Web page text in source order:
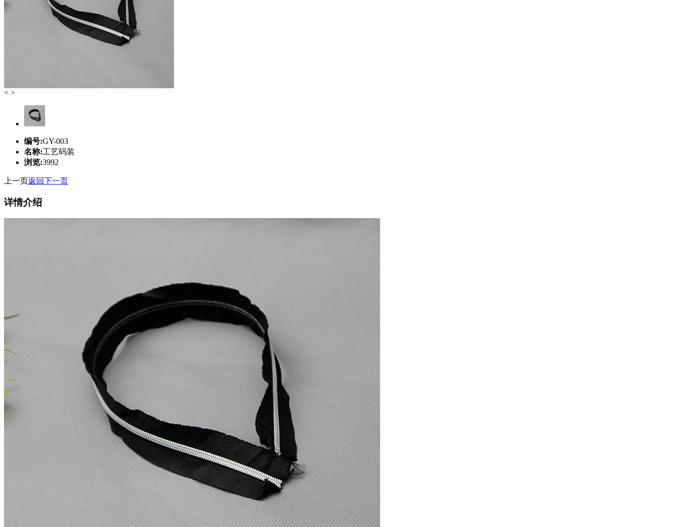
< >
编号:GY-003
名称:工艺码装
浏览:3992
上一页返回下一页
详情介绍